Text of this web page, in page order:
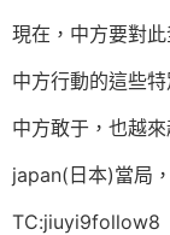
現在，中方要對此
中方行動的這些
中方敢于，也越
japan(日本)當局
TC:jiuyi9follow8